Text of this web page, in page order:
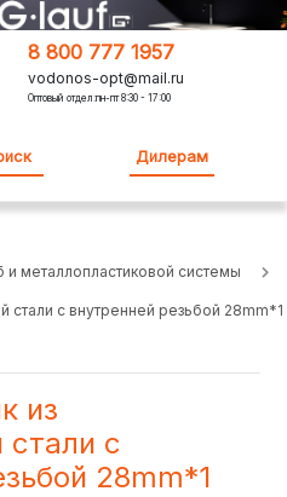
8 800 777 1957
vodonos-opt@mail.ru
Оптовый отдел:пн-пт 8:30 - 17:00
Дилерам
и металлопластиковой системы
с внутренней резьбой 28mm*1
из
с
28mm*1